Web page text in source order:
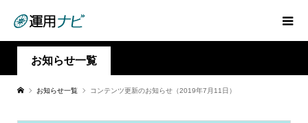
お知らせ一覧
お知らせ一覧 コンテンツ更新のお知らせ（2019年7月11日）